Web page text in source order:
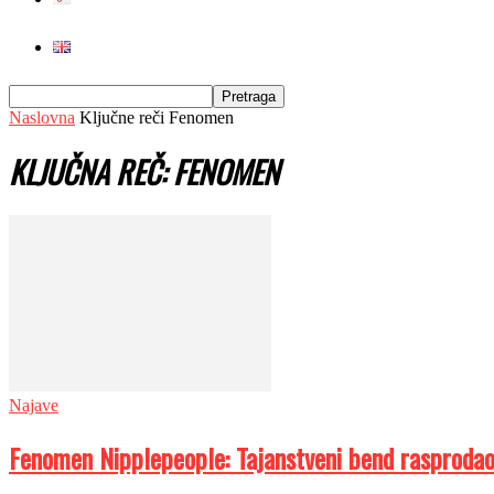
Naslovna Ključne reči Fenomen
KLJUČNA REČ: FENOMEN
Najave
Fenomen Nipplepeople: Tajanstveni bend